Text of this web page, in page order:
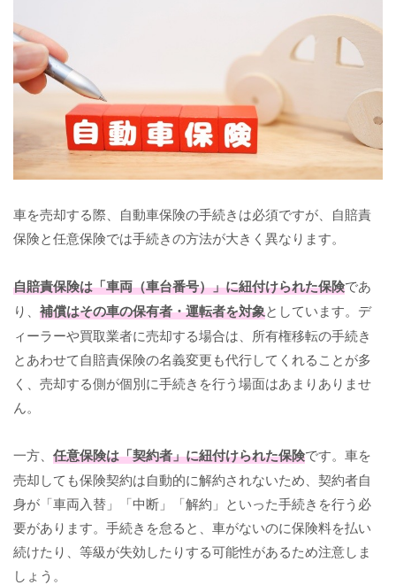
車を売却する際、自動車保険の手続きは必須ですが、自賠責
保険と任意保険では手続きの方法が大きく異なります。
自賠責保険は「車両（車台番号）」に紐付けられた保険であ
り、 補償はその車の保有者・運転者を対象としています。デ
ィーラーや買取業者に売却する場合は、所有権移転の手続き
とあわせて自賠責保険の名義変更も代行してくれることが多
く、売却する側が個別に手続きを行う場面はあまりありませ
ん。
一方、 任意保険は「契約者」に紐付けられた保険です。車を
売却しても保険契約は自動的に解約されないため、契約者自
身が「車両入替」「中断」「解約」といった手続きを行う必
要があります。手続きを怠ると、車がないのに保険料を払い
続けたり、等級が失効したりする可能性があるため注意しま
しょう。